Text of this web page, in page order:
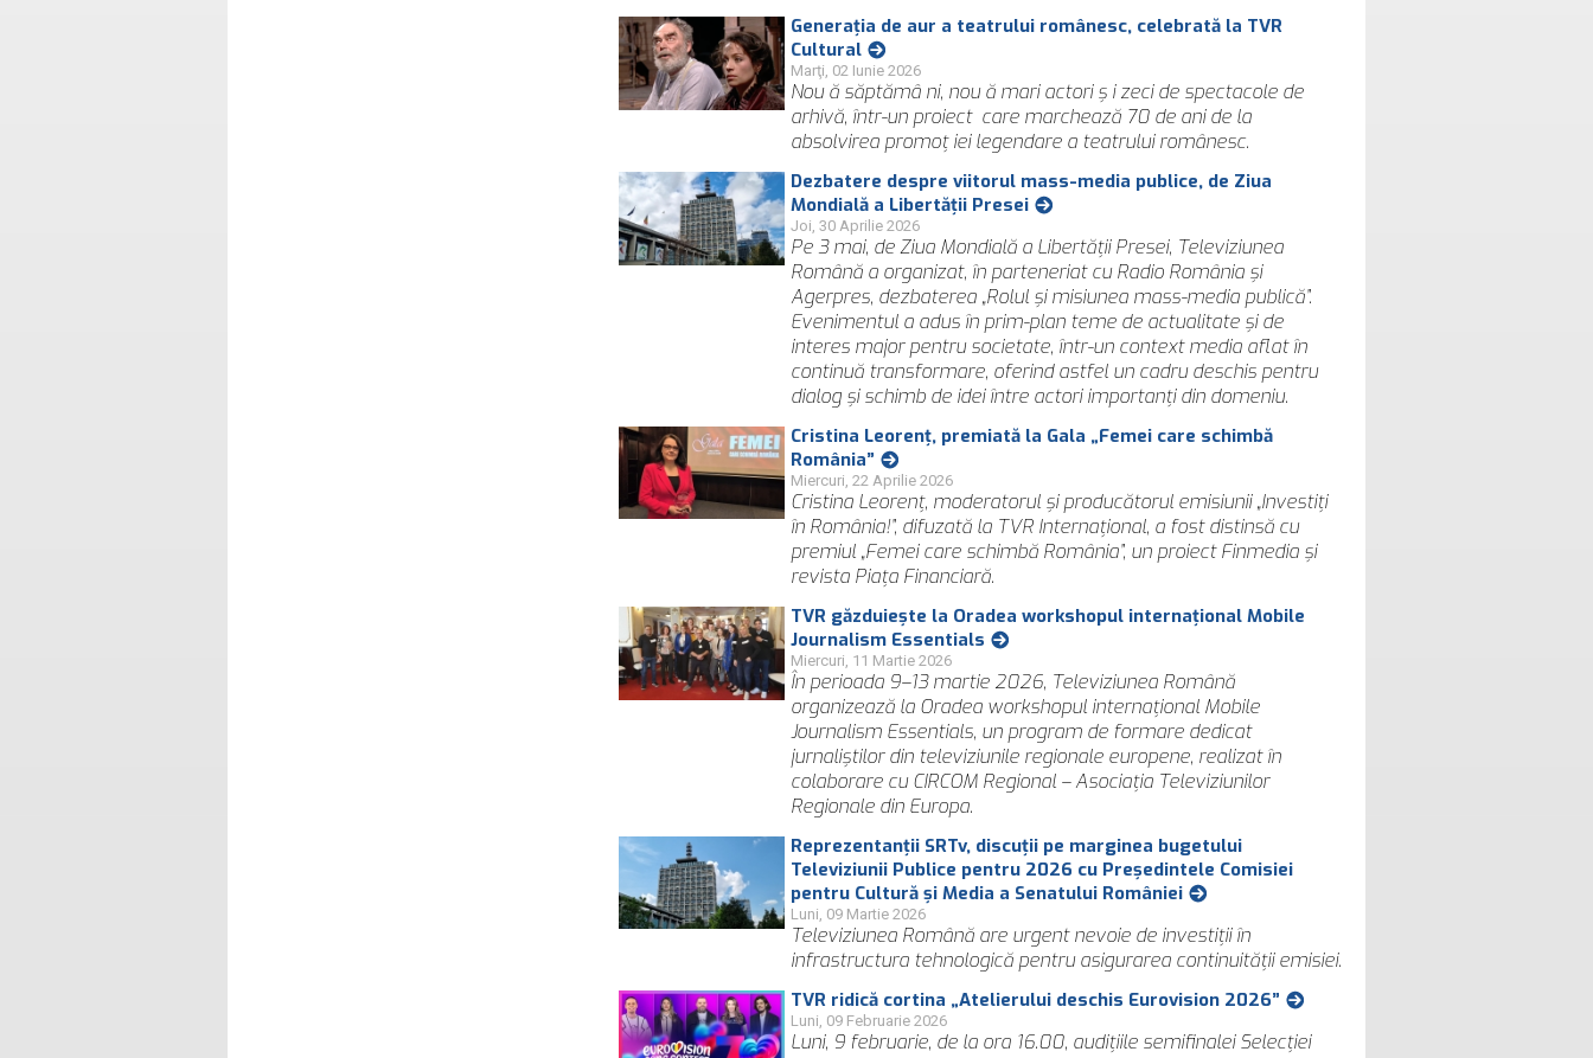
Generația de aur a teatrului românesc, celebrată la TVR
Cultural
Marţi, 02 Iunie 2026
Nou ă săptămâ ni, nou ă mari actori ș i zeci de spectacole de
arhivă, într-un proiect care marchează 70 de ani de la
absolvirea promoț iei legendare a teatrului românesc.
Dezbatere despre viitorul mass-media publice, de Ziua
Mondială a Libertății Presei
Joi, 30 Aprilie 2026
Pe 3 mai, de Ziua Mondială a Libertății Presei, Televiziunea
Română a organizat, în parteneriat cu Radio România și
Agerpres, dezbaterea „Rolul și misiunea mass-media publică”.
Evenimentul a adus în prim-plan teme de actualitate și de
interes major pentru societate, într-un context media aflat în
continuă transformare, oferind astfel un cadru deschis pentru
dialog și schimb de idei între actori importanți din domeniu.
Cristina Leorenţ, premiată la Gala „Femei care schimbă
România”
Miercuri, 22 Aprilie 2026
Cristina Leorenţ, moderatorul şi producătorul emisiunii „Investiţi
în România!”, difuzată la TVR Internaţional, a fost distinsă cu
premiul „Femei care schimbă România”, un proiect Finmedia şi
revista Piaţa Financiară.
TVR găzduieşte la Oradea workshopul internațional Mobile
Journalism Essentials
Miercuri, 11 Martie 2026
În perioada 9–13 martie 2026, Televiziunea Română
organizează la Oradea workshopul internațional Mobile
Journalism Essentials, un program de formare dedicat
jurnaliștilor din televiziunile regionale europene, realizat în
colaborare cu CIRCOM Regional – Asociația Televiziunilor
Regionale din Europa.
Reprezentanții SRTv, discuții pe marginea bugetului
Televiziunii Publice pentru 2026 cu Președintele Comisiei
pentru Cultură și Media a Senatului României
Luni, 09 Martie 2026
Televiziunea Română are urgent nevoie de investiții în
infrastructura tehnologică pentru asigurarea continuității emisiei.
TVR ridică cortina „Atelierului deschis Eurovision 2026”
Luni, 09 Februarie 2026
Luni, 9 februarie, de la ora 16.00, audițiile semifinalei Selecției